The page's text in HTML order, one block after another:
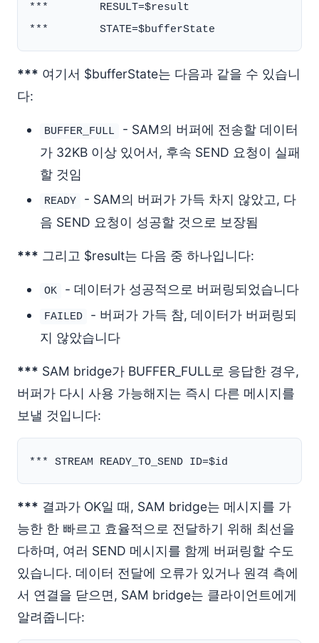
***        RESULT=$result
*** 여기서 $bufferState는 다음과 같을 수 있습니
다:
BUFFER_FULL
- SAM의 버퍼에 전송할 데이터
가 32KB 이상 있어서, 후속 SEND 요청이 실패
할 것임
READY
- SAM의 버퍼가 가득 차지 않았고, 다
음 SEND 요청이 성공할 것으로 보장됨
*** 그리고 $result는 다음 중 하나입니다:
OK - 데이터가 성공적으로 버퍼링되었습니다
FAILED
- 버퍼가 가득 참, 데이터가 버퍼링되
지 않았습니다
*** SAM bridge가 BUFFER_FULL로 응답한 경우,
버퍼가 다시 사용 가능해지는 즉시 다른 메시지를
보낼 것입니다:
*** 결과가 OK일 때, SAM bridge는 메시지를 가
능한 한 빠르고 효율적으로 전달하기 위해 최선을
다하며, 여러 SEND 메시지를 함께 버퍼링할 수도
있습니다. 데이터 전달에 오류가 있거나 원격 측에
서 연결을 닫으면, SAM bridge는 클라이언트에게
알려줍니다: